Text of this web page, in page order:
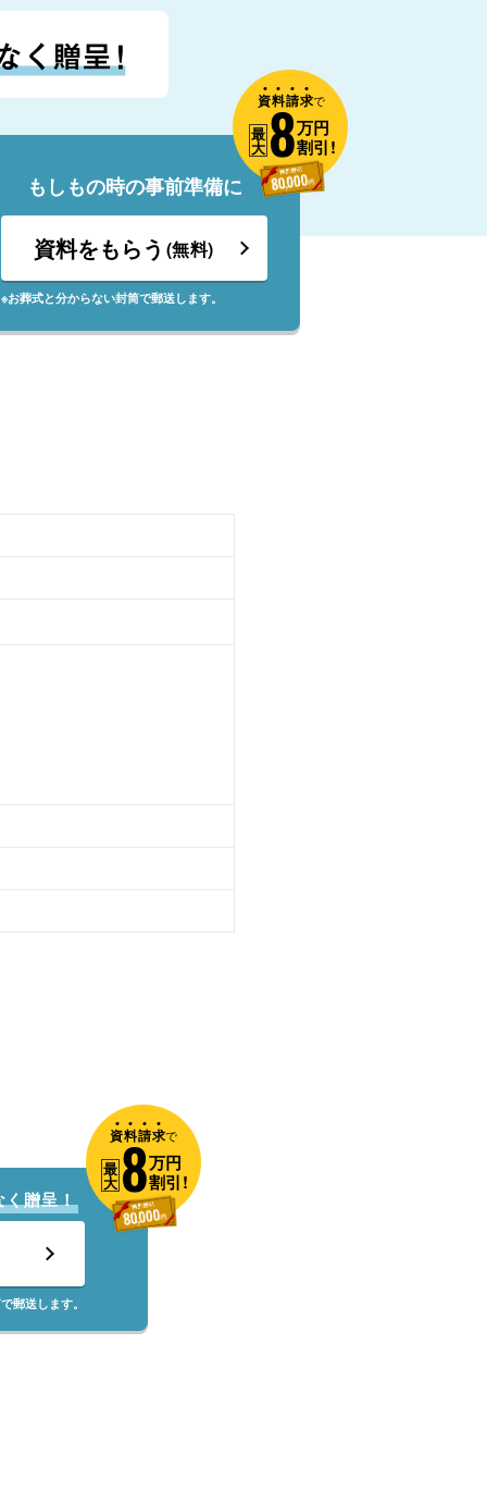
もしもの時の事前準備に
資料をもらう (無料)
※お葬式と分からない封筒で郵送します。
資料請求で
最
大8万円
割引!
く贈呈！
郵送します。
資料請求で
最
大8万円
割引!